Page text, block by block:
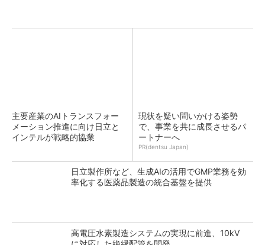
主要産業のAIトランスフォー
メーション推進に向け日立と
インテルが戦略的協業
現状を疑い問いかける姿勢
で、事業を共に成長させるパ
ートナーへ
PR(dentsu Japan)
日立製作所など、生成AIの活用でGMP業務を効
率化する医薬品製造の統合基盤を提供
高電圧水素製造システムの実現に前進、10kV